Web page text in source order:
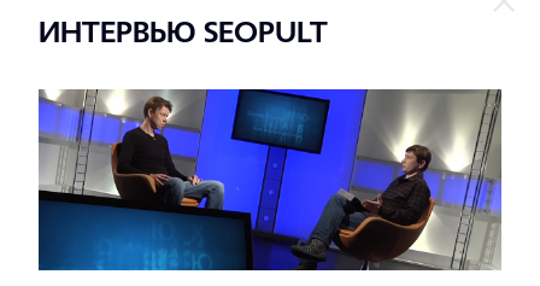
ИНТЕРВЬЮ SEOPULT